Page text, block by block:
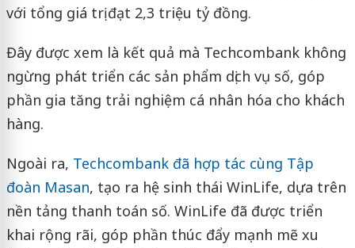
với tổng giá trị đạt 2,3 triệu tỷ đồng.
Đây được xem là kết quả mà Techcombank không
ngừng phát triển các sản phẩm dịch vụ số, góp
phần gia tăng trải nghiệm cá nhân hóa cho khách
hàng.
Ngoài ra, Techcombank đã hợp tác cùng Tập
đoàn Masan, tạo ra hệ sinh thái WinLife, dựa trên
nền tảng thanh toán số. WinLife đã được triển
khai rộng rãi, góp phần thúc đẩy mạnh mẽ xu